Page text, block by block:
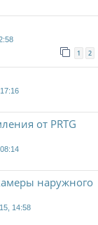
1 2
от PRTG
наружного
14:58